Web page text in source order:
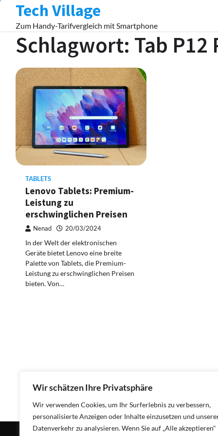
Wir schätzen Ihre Privatsphäre
Wir verwenden Cookies, um Ihr Surferlebnis zu verbessern,
personalisierte Anzeigen oder Inhalte einzusetzen und
Datenverkehr zu analysieren. Wenn Sie auf „Alle akzeptieren"
content
Tech Village
Zum Handy-Tarifvergleich mit Smartphone
Schlagwort: Tab P12
TABLETS
Lenovo Tablets: Premium-
Leistung zu
erschwinglichen Preisen
Nenad 20/03/2024
In der Welt der elektronischen
Geräte bietet Lenovo eine breite
Palette von Tablets, die Premium-
Leistung zu erschwinglichen Preisen
bieten. Von…